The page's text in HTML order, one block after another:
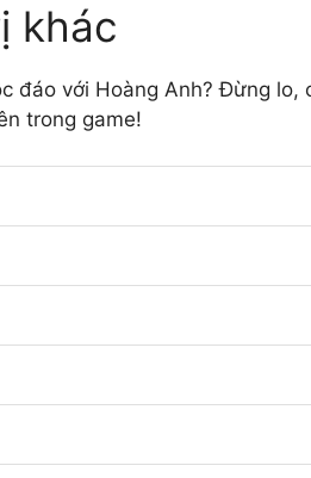
khác
với Hoàng Anh? Đừng
trong game!